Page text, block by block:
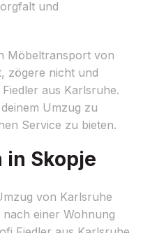
und
Möbeltransport von
zögere nicht und
aus Karlsruhe.
Umzug zu
Service zu bieten.
Skopje
von Karlsruhe
einer Wohnung